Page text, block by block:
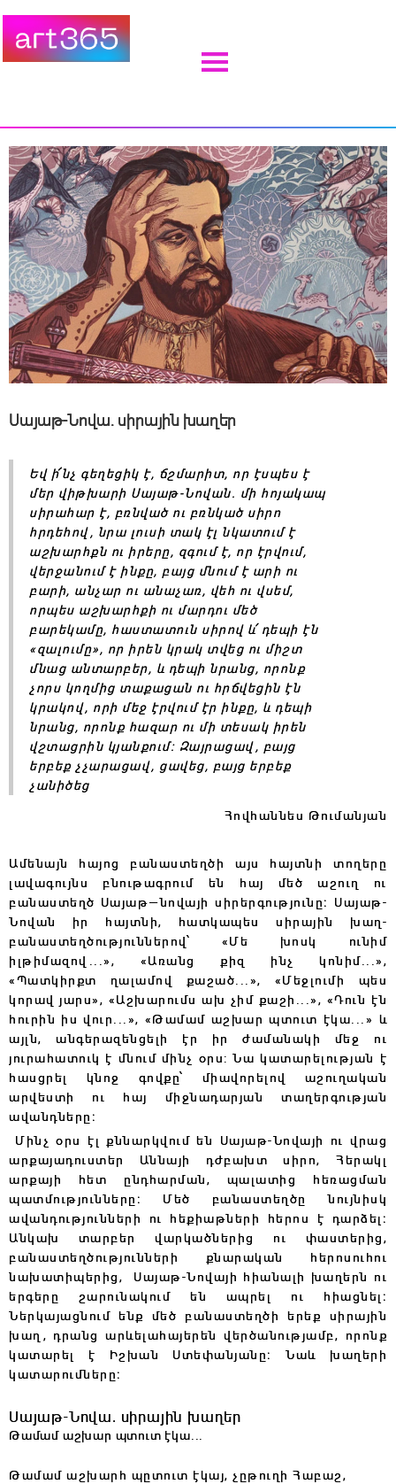
Սայաթ-Նովա․ սիրային խաղեր
Եվ ի՜նչ գեղեցիկ է, ճշմարիտ, որ էսպես է
մեր վիթխարի Սայաթ-Նովան. մի հոյակապ
սիրահար է, բռնված ու բռնկած սիրո
հրդեհով, նրա լուսի տակ էլ նկատում է
աշխարհքն ու իրերը, զգում է, որ էրվում,
վերջանում է ինքը, բայց մնում է արի ու
բարի, անչար ու անաչառ, վեհ ու վսեմ,
որպես աշխարհքի ու մարդու մեծ
բարեկամը, հաստատուն սիրով և՛ դեպի էն
«զալումը», որ իրեն կրակ տվեց ու միշտ
մնաց անտարբեր, և դեպի նրանց, որոնք
չորս կողմից տաքացան ու հրճվեցին էն
կրակով, որի մեջ էրվում էր ինքը, և դեպի
նրանց, որոնք հազար ու մի տեսակ իրեն
վշտացրին կյանքում։ Զայրացավ, բայց
երբեք չչարացավ, ցավեց, բայց երբեք
չանիծեց
Հովհաննես Թումանյան
Ամենայն հայոց բանաստեղծի այս հայտնի տողերը
լավագույնս բնութագրում են հայ մեծ աշուղ ու
բանաստեղծ Սայաթ—նովայի սիրերգությունը։ Սայաթ-
Նովան իր հայտնի, հատկապես սիրային խաղ-
բանաստեղծություններով՝ «Մե խոսկ ունիմ
իլթիմազով...», «Առանց քիզ ինչ կոնիմ...»,
«Պատկիրքտ ղալամով քաշած...», «Մեջլումի պես
կորավ յարս», «Աշխարումս ախ չիմ քաշի...», «Դուն էն
հուրին իս վուր...», «Թամամ աշխար պտուտ էկա...» և
այլն,անգերազենցելի էր իր ժամանակի մեջ ու
յուրահատուկ է մնում մինչ օրս: Նա կատարելության է
հասցրել կնոջ գովքը՝ միավորելով աշուղական
արվեստի ու հայ միջնադարյան տաղերգության
ավանդները։
Մինչ օրս էլ քննարկվում են Սայաթ-Նովայի ու վրաց
արքայադուստեր Աննայի դժբախտ սիրո, Հերակլ
արքայի հետ ընդհարման, պալատից հեռացման
պատմությունները։ Մեծ բանաստեղծը նույնիսկ
ավանդությունների ու հեքիաթների հերոս է դարձել։
Անկախ տարբեր վարկածներից ու փաստերից,
բանաստեղծությունների քնարական հերոսուհու
նախատիպերից, Սայաթ-Նովայի հիանալի խաղերն ու
երգերը շարունակում են ապրել ու հիացնել։
Ներկայացնում ենք մեծ բանաստեղծի երեք սիրային
խաղ, դրանց արևելահայերեն վերծանությամբ, որոնք
կատարել է Իշխան Ստեփանյանը։ Նաև խաղերի
կատարումները։
Սայաթ-Նովա․ սիրային խաղեր
Թամամ աշխար պտուտ էկա...
Թամամ աշխարհ պըտուտ էկայ, չըթուղի Հաբաշ,